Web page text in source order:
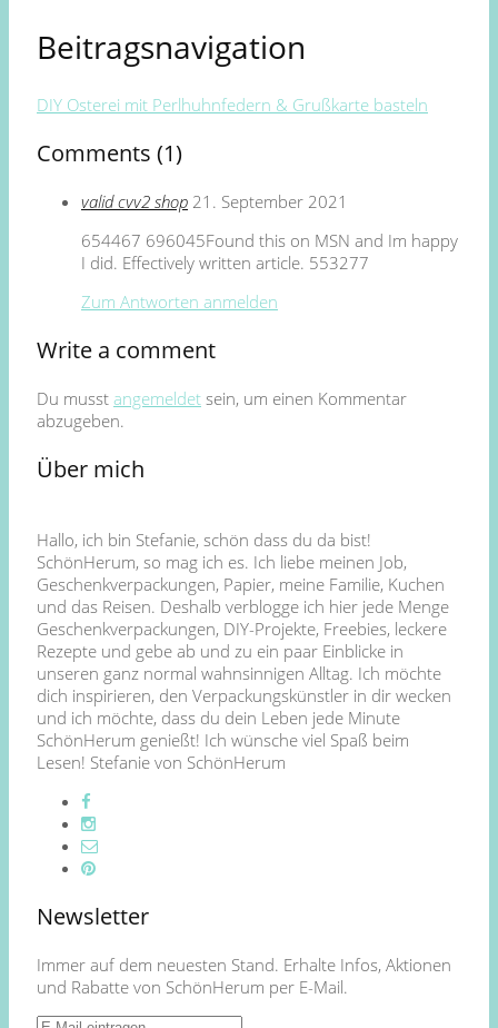
Beitragsnavigation
DIY Osterei mit Perlhuhnfedern & Grußkarte basteln
Comments (1)
valid cvv2 shop 21. September 2021
654467 696045Found this on MSN and Im happy
I did. Effectively written article. 553277
Zum Antworten anmelden
Write a comment
Du musst angemeldet sein, um einen Kommentar
abzugeben.
Über mich
Hallo, ich bin Stefanie, schön dass du da bist!
SchönHerum, so mag ich es. Ich liebe meinen Job,
Geschenkverpackungen, Papier, meine Familie, Kuchen
und das Reisen. Deshalb verblogge ich hier jede Menge
Geschenkverpackungen, DIY-Projekte, Freebies, leckere
Rezepte und gebe ab und zu ein paar Einblicke in
unseren ganz normal wahnsinnigen Alltag. Ich möchte
dich inspirieren, den Verpackungskünstler in dir wecken
und ich möchte, dass du dein Leben jede Minute
SchönHerum genießt! Ich wünsche viel Spaß beim
Lesen! Stefanie von SchönHerum
Newsletter
Immer auf dem neuesten Stand. Erhalte Infos, Aktionen
und Rabatte von SchönHerum per E-Mail.